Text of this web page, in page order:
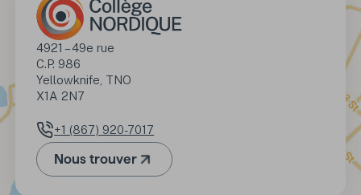
Adresse
4921 – 49e rue
C.P. 986
Yellowknife, TNO
X1A 2N7
Numéro de téléphone
+1 (867) 920-7017
Nous trouver(Ouvre dans un nouvel onglet)